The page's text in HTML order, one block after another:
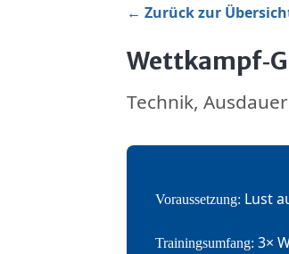
← Zurück zur
Technik,
Voraussetzung: Lust
Trainingsumfang: 3×